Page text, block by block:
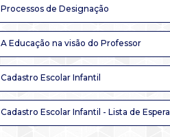
Processos de Designação
A Educação na visão do Professor
Cadastro Escolar Infantil
Cadastro Escolar Infantil - Lista de Espera